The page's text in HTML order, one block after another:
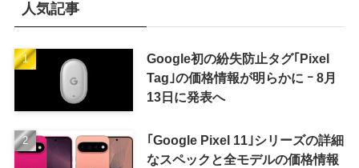
人気記事
Google初の紛失防止タグ｢Pixel
Tag｣の価格情報が明らかに ｰ 8月
13日に発表へ
｢Google Pixel 11｣シリーズの詳細
なスペックと全モデルの価格情報